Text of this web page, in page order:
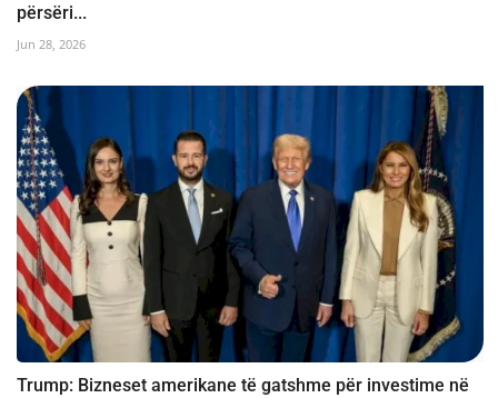
përsëri...
Jun 28, 2026
Trump: Bizneset amerikane të gatshme për investime në